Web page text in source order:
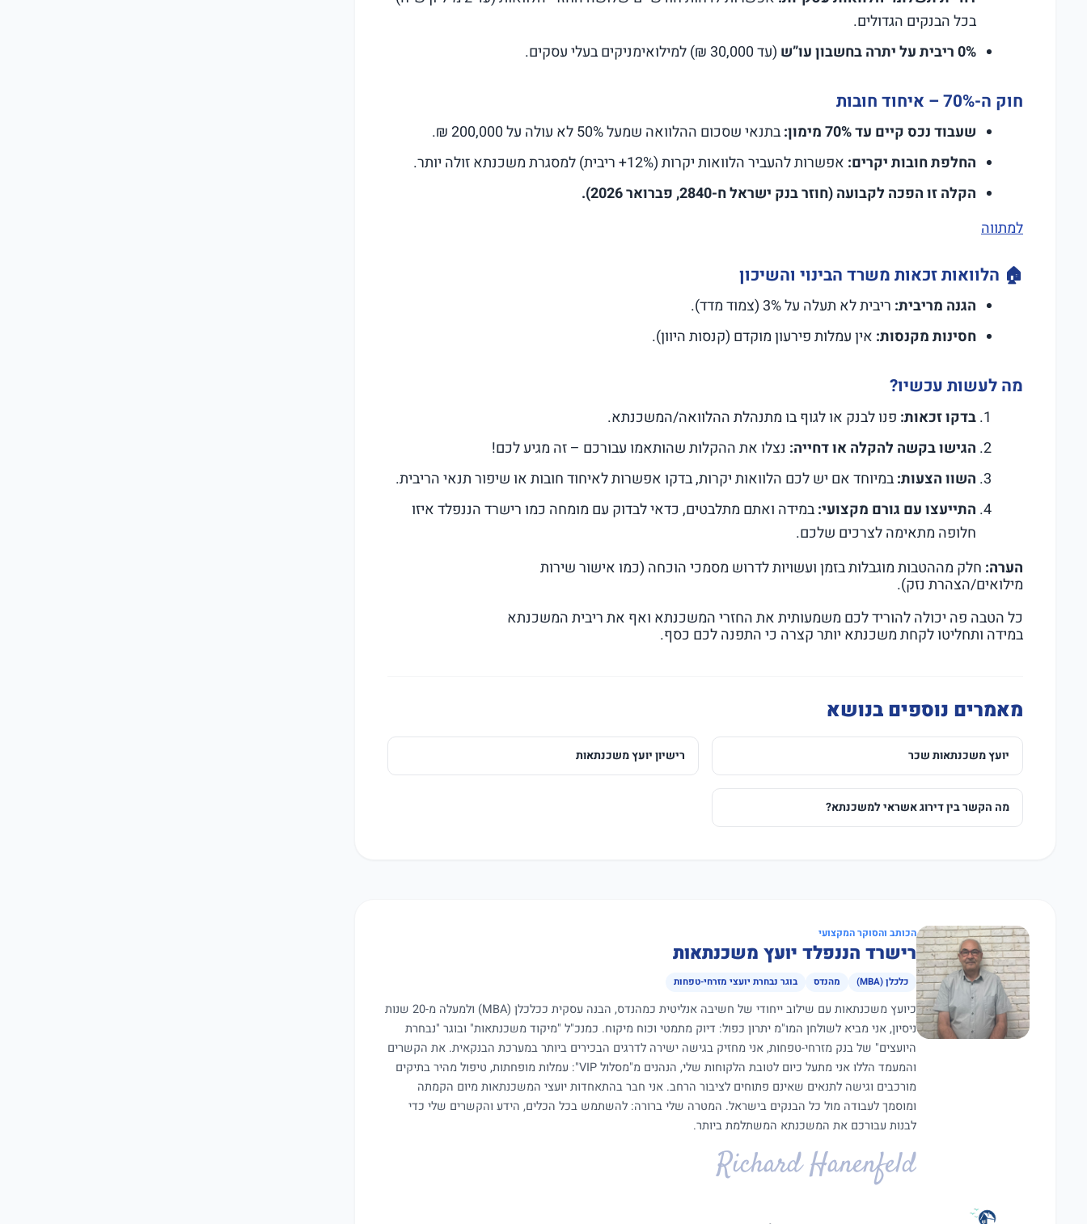
בכל הבנקים הגדולים.
0% ריבית על יתרה בחשבון עו”ש
(עד 30,000 ₪) למילואימניקים בעלי עסקים.
חוק ה-70% – איחוד חובות
שעבוד נכס קיים עד 70% מימון:
בתנאי שסכום ההלוואה שמעל 50% לא עולה על 200,000 ₪.
החלפת חובות יקרים: אפשרות להעביר הלוואות יקרות (12%+ ריבית) למסגרת משכנתא זולה יותר.
הקלה זו הפכה לקבועה (חוזר בנק ישראל ח-2840, פברואר 2026).
למתווה
🏠 הלוואות זכאות משרד הבינוי והשיכון
הגנה מריבית: ריבית לא תעלה על 3% (צמוד מדד).
חסינות מקנסות: אין עמלות פירעון מוקדם (קנסות היוון).
מה לעשות עכשיו?
בדקו זכאות: פנו לבנק או לגוף בו מתנהלת ההלוואה/המשכנתא.
הגישו בקשה להקלה או דחייה: נצלו את ההקלות שהותאמו עבורכם – זה מגיע לכם!
השוו הצעות:במיוחד אם יש לכם הלוואות יקרות, בדקו אפשרות לאיחוד חובות או שיפור תנאי הריבית.
התייעצו עם גורם מקצועי:במידה ואתם מתלבטים, כדאי לבדוק עם מומחה כמו רישרד הננפלד איזו
חלופה מתאימה לצרכים שלכם.
הערה: חלק מההטבות מוגבלות בזמן ועשויות לדרוש מסמכי הוכחה (כמו אישור שירות
מילואים/הצהרת נזק).
כל הטבה פה יכולה להוריד לכם משמעותית את החזרי המשכנתא ואף את ריבית המשכנתא
במידה ותחליטו לקחת משכנתא יותר קצרה כי התפנה לכם כסף.
מאמרים נוספים בנושא
יועץ משכנתאות שכר רישיון יועץ משכנתאות
מה הקשר בין דירוג אשראי למשכנתא?
הכותב והסוקר המקצועי
רישרד הננפלד יועץ משכנתאות
כלכלן (MBA) מהנדס בוגר נבחרת יועצי מזרחי-טפחות
כיועץ משכנתאות עם שילוב ייחודי של חשיבה אנליטית כמהנדס, הבנה עסקית ככלכלן (MBA) ולמעלה מ-20 שנות
ניסיון, אני מביא לשולחן המו"מ יתרון כפול: דיוק מתמטי וכוח מיקוח. כמנכ"ל "מיקוד משכנתאות" ובוגר "נבחרת
היועצים" של בנק מזרחי-טפחות, אני מחזיק בגישה ישירה לדרגים הבכירים ביותר במערכת הבנקאית. את הקשרים
והמעמד הללו אני מתעל כיום לטובת הלקוחות שלי, הנהנים מ"מסלול VIP": עמלות מופחתות, טיפול מהיר בתיקים
מורכבים וגישה לתנאים שאינם פתוחים לציבור הרחב. אני חבר בהתאחדות יועצי המשכנתאות מיום הקמתה
ומוסמך לעבודה מול כל הבנקים בישראל. המטרה שלי ברורה: להשתמש בכל הכלים, הידע והקשרים שלי כדי
לבנות עבורכם את המשכנתא המשתלמת ביותר.
Richard Hanenfeld